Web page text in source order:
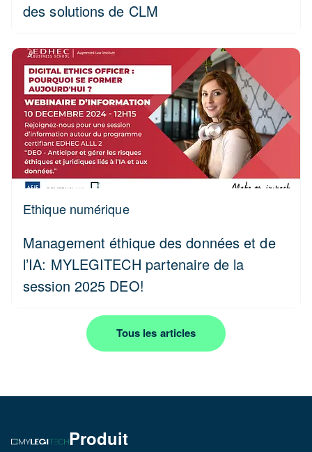
des solutions de CLM
Ethique numérique
Management éthique des données et de
l’IA: MYLEGITECH partenaire de la
session 2025 DEO!
Tous les articles
Produit